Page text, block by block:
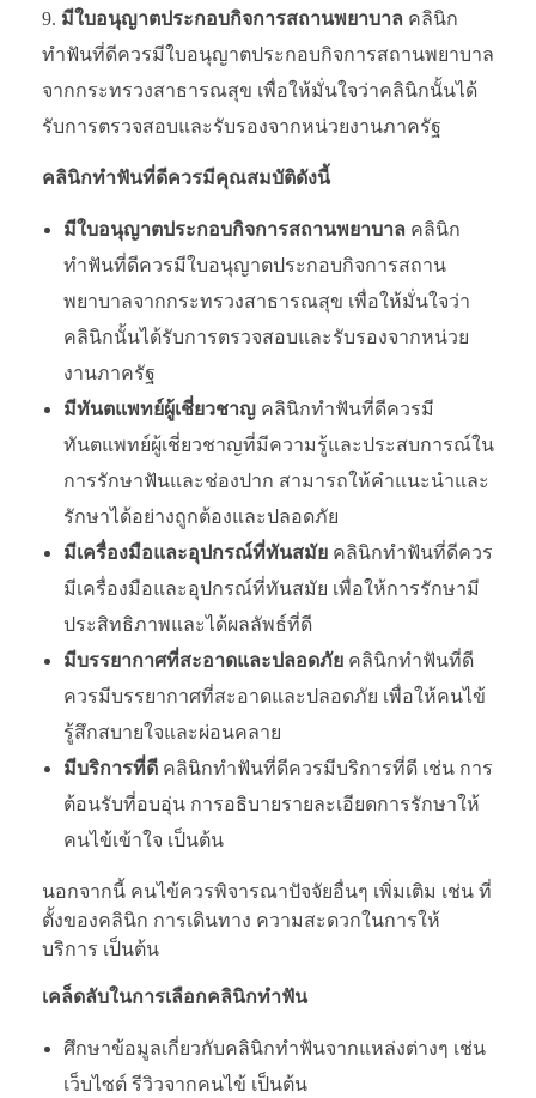
มีใบอนุญาตประกอบกิจการสถานพยาบาล คลินิก
ทำฟันที่ดีควรมีใบอนุญาตประกอบกิจการสถานพยาบาล
จากกระทรวงสาธารณสุข เพื่อให้มั่นใจว่าคลินิกนั้นได้
รับการตรวจสอบและรับรองจากหน่วยงานภาครัฐ
คลินิกทำฟันที่ดีควรมีคุณสมบัติดังนี้
มีใบอนุญาตประกอบกิจการสถานพยาบาล คลินิก
ทำฟันที่ดีควรมีใบอนุญาตประกอบกิจการสถาน
พยาบาลจากกระทรวงสาธารณสุข เพื่อให้มั่นใจว่า
คลินิกนั้นได้รับการตรวจสอบและรับรองจากหน่วย
งานภาครัฐ
มีทันตแพทย์ผู้เชี่ยวชาญคลินิกทำฟันที่ดีควรมี
ทันตแพทย์ผู้เชี่ยวชาญที่มีความรู้และประสบการณ์ใน
การรักษาฟันและช่องปาก สามารถให้คำแนะนำและ
รักษาได้อย่างถูกต้องและปลอดภัย
มีเครื่องมือและอุปกรณ์ที่ทันสมัยคลินิกทำฟันที่ดีควร
มีเครื่องมือและอุปกรณ์ที่ทันสมัย เพื่อให้การรักษามี
ประสิทธิภาพและได้ผลลัพธ์ที่ดี
มีบรรยากาศที่สะอาดและปลอดภัยคลินิกทำฟันที่ดี
ควรมีบรรยากาศที่สะอาดและปลอดภัย เพื่อให้คนไข้
รู้สึกสบายใจและผ่อนคลาย
มีบริการที่ดีคลินิกทำฟันที่ดีควรมีบริการที่ดี เช่น การ
ต้อนรับที่อบอุ่น การอธิบายรายละเอียดการรักษาให้
คนไข้เข้าใจ เป็นต้น
นอกจากนี้ คนไข้ควรพิจารณาปัจจัยอื่นๆ เพิ่มเติม เช่น ที่
ตั้งของคลินิก การเดินทาง ความสะดวกในการให้
บริการ เป็นต้น
เคล็ดลับในการเลือกคลินิกทำฟัน
ศึกษาข้อมูลเกี่ยวกับคลินิกทำฟันจากแหล่งต่างๆ เช่น
เว็บไซต์ รีวิวจากคนไข้ เป็นต้น